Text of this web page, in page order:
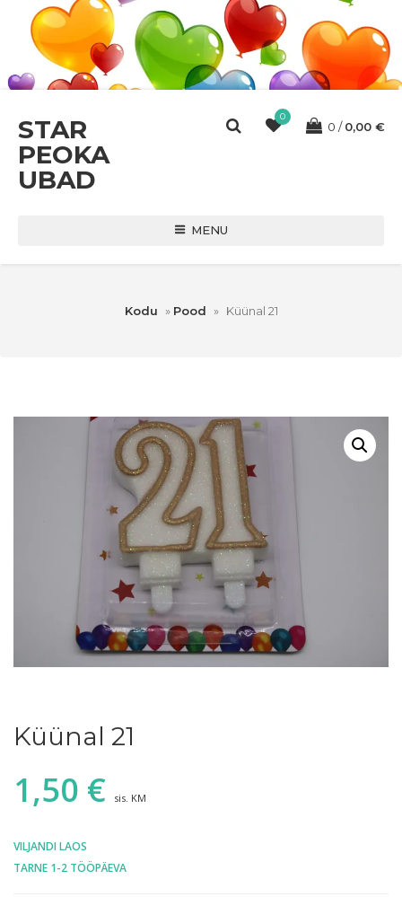
STAR
PEOKA
UBAD
0
0 0,00 €
MENU
Kodu » Pood » Küünal 21
Küünal 21
1,50 € sis. KM
VILJANDI LAOS
TARNE 1-2 TÖÖPÄEVA